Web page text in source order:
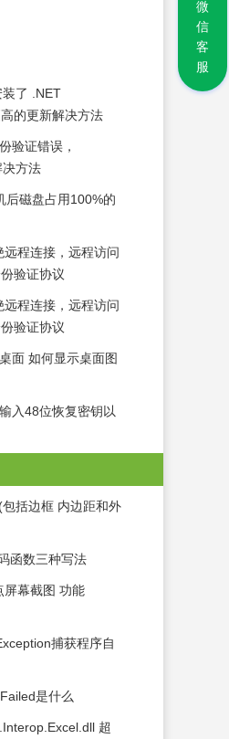
了 .NET
的更新解决方法
验证错误，
方法
后磁盘占用100%的
程连接，远程访问
验证协议
程连接，远程访问
验证协议
面 如何显示桌面图
入48位恢复密钥以
括边框 内边距和外
函数三种写法
幕截图 功能
捕获程序自
是什么
超
微
信
客
服